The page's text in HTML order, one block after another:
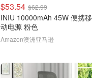
$53.54 $62.99
INIU 10000mAh 45W 便携移
动电源 粉色
Amazon澳洲亚马逊